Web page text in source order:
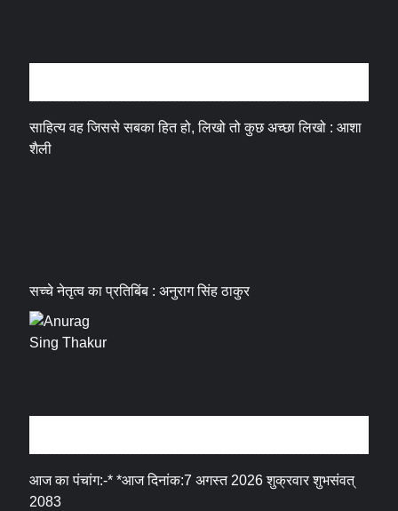
साहित्य वह जिससे सबका हित हो, लिखो तो कुछ अच्छा लिखो : आशा
शैली
सच्चे नेतृत्व का प्रतिबिंब : अनुराग सिंह ठाकुर
आज का पंचांग:-* *आज दिनांक:7 अगस्त 2026 शुक्रवार शुभसंवत्
2083